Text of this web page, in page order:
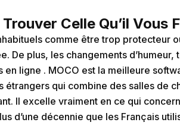
Celle Qu’il Vous
comme être trop protecteur
plus, les changements d’humeur,
ligne . MOCO est la meilleure
qui combine des salles de
Il excelle vraiment en ce qui
d’une décennie que les Français